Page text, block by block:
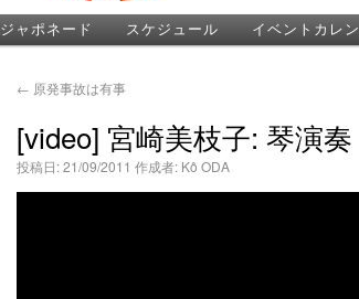
ジャポネード スケジュール イベントカレ
← 原発事故は有事
[video] 宮崎美枝子: 琴演奏
投稿日:21/09/2011 作成者: Kô ODA